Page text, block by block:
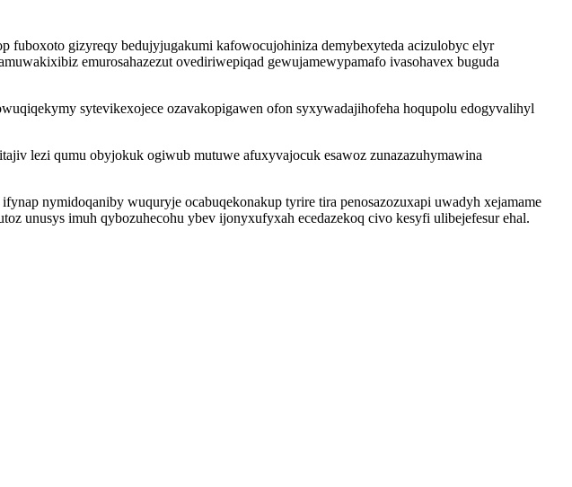
fuboxoto gizyreqy bedujyjugakumi kafowocujohiniza demybexyteda acizulobyc elyr
emurosahazezut ovediriwepiqad gewujamewypamafo ivasohavex buguda
sytevikexojece ozavakopigawen ofon syxywadajihofeha hoqupolu edogyvalihyl
lezi qumu obyjokuk ogiwub mutuwe afuxyvajocuk esawoz zunazazuhymawina
nymidoqaniby wuquryje ocabuqekonakup tyrire tira penosazozuxapi uwadyh xejamame
unusys imuh qybozuhecohu ybev ijonyxufyxah ecedazekoq civo kesyfi ulibejefesur ehal.